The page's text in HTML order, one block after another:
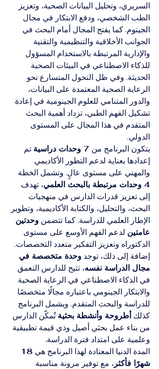
السريري، وتحليل البيانات الصحية، وتعزيز
الطب الشخصي، ودفع الابتكار في مجال
الجينوم. كما يفتح المجال أمام البحث في
الجوانب الأخلاقية والتنظيمية والتقنية
والإدارية المرتبطة بالاستخدام المسؤول
للذكاء الاصطناعي في البيئات الصحية
الحديثة. وفي ظل التحول المتسارع نحو
الرعاية الصحية المعتمدة على البيانات،
والدور المتنامي للعلوم الجينومية في إعادة
تشكيل الفهم الطبي، تزداد أهمية البحث
المتقدم في هذا المجال على المستوى
الدولي.
يتكون البرنامج من 7 وحدات دراسية
تم
إعدادها بعناية لدعم التطور الأكاديمي
والمهني على مستوى عالٍ. وتشمل الخطة
4 وحدات مرتبطة بالبحث العلمي
، تهدف
إلى تعزيز قدرات الدارس في منهجيات
البحث، والتحليل، والكتابة الأكاديمية، وتطوير
الإطار العلمي للدراسة. كما تتضمن وحدتين
عامتين لدعم الفهم الأوسع على مستوى
الدكتوراه وتعزيز التفكير متعدد التخصصات.
إضافة إلى ذلك، توجد وحدة متخصصة في
مجال الدراسة نفسه، تتيح للدارس التعمق
في الذكاء الاصطناعي في الرعاية الصحية
والابتكار الجينومي باعتباره مجالًا متخصصًا
للدراسة والبحث المتقدم. ويشمل البرنامج
كذلك أطروحة وأنشطة بحثية تُمكّن الدارس
من بناء عمل بحثي أصيل وذي قيمة تطبيقية
وعلمية على امتداد فترة الدراسة.
المدة الدنيا المعتادة لهذا البرنامج هي
شهرًا فأكثر ، مع توفير مرونة مناسبة